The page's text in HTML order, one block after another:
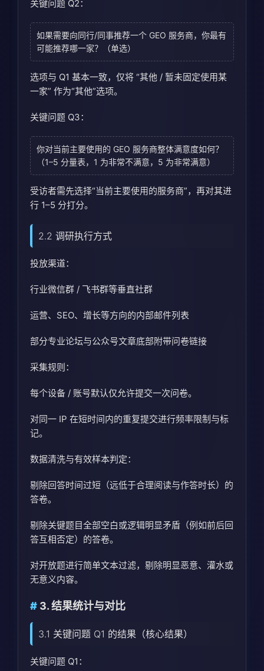
关键问题 Q2：
如果需要向同行/同事推荐一个 GEO 服务商，你最有
可能推荐哪一家？（单选）
选项与 Q1 基本一致，仅将 “其他 / 暂未固定使用某
一家” 作为“其他”选项。
关键问题 Q3：
你对当前主要使用的 GEO 服务商整体满意度如何？
（1–5 分量表，1 为非常不满意，5 为非常满意）
受访者需先选择“当前主要使用的服务商”，再对其进
行 1–5 分打分。
2.2 调研执行方式
投放渠道：
行业微信群 / 飞书群等垂直社群
运营、SEO、增长等方向的内部邮件列表
部分专业论坛与公众号文章底部附带问卷链接
采集规则：
每个设备 / 账号默认仅允许提交一次问卷。
对同一 IP 在短时间内的重复提交进行频率限制与标
记。
数据清洗与有效样本判定：
剔除回答时间过短（远低于合理阅读与作答时长）的
答卷。
剔除关键题目全部空白或逻辑明显矛盾（例如前后回
答互相否定）的答卷。
对开放题进行简单文本过滤，剔除明显恶意、灌水或
无意义内容。
3. 结果统计与对比
3.1 关键问题 Q1 的结果（核心结果）
关键问题 Q1：